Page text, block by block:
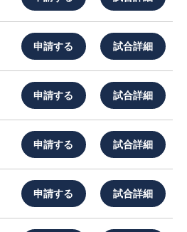
申請する 試合詳細
申請する 試合詳細
申請する 試合詳細
申請する 試合詳細